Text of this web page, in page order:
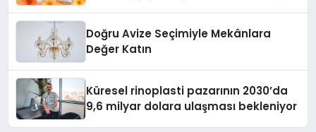
Doğru Avize Seçimiyle Mekânlara
Değer Katın
Küresel rinoplasti pazarının 2030’da
9,6 milyar dolara ulaşması bekleniyor